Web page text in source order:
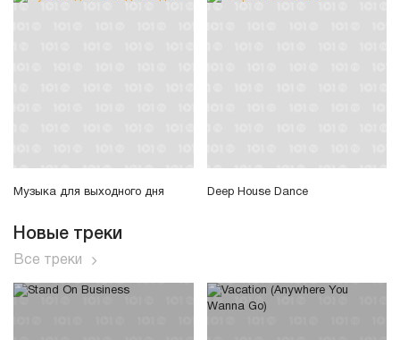
Музыка для выходного дня Deep House Dance
Новые треки
Все треки